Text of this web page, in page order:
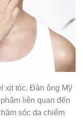
xịt tóc. Đàn ông Mỹ
liên quan đến
sóc da chiếm